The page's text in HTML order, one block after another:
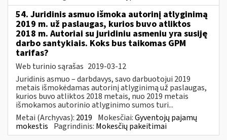
54. Juridinis asmuo išmoka autorinį atlyginimą
2019 m. už paslaugas, kurios buvo atliktos
2018 m. Autoriai su juridiniu asmeniu yra susiję
darbo santykiais. Koks bus taikomas GPM
tarifas?
Web turinio sąrašas 2019-03-12
Juridinis asmuo – darbdavys, savo darbuotojui 2019
metais išmokėdamas autorinį atlyginimą už paslaugas,
kurios buvo atliktos 2018 metais, nuo 2019 metais
išmokamos autorinio atlyginimo sumos turi...
Metai (Archyvas): 2019 Mokesčiai:Gyventojų pajamų
mokestis Pagrindinis: Mokesčių pakeitimai